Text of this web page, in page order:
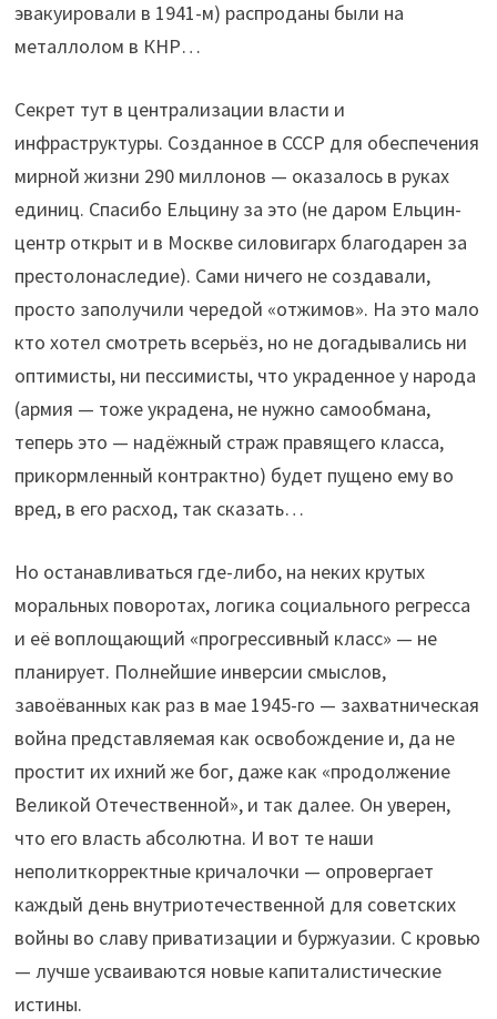
эвакуировали в 1941-м) распроданы были на
металлолом в КНР…
Секрет тут в централизации власти и
инфраструктуры. Созданное в СССР для обеспечения
мирной жизни 290 миллонов — оказалось в руках
единиц. Спасибо Ельцину за это (не даром Ельцин-
центр открыт и в Москве силовигарх благодарен за
престолонаследие). Сами ничего не создавали,
просто заполучили чередой «отжимов». На это мало
кто хотел смотреть всерьёз, но не догадывались ни
оптимисты, ни пессимисты, что украденное у народа
(армия — тоже украдена, не нужно самообмана,
теперь это — надёжный страж правящего класса,
прикормленный контрактно) будет пущено ему во
вред, в его расход, так сказать…
Но останавливаться где-либо, на неких крутых
моральных поворотах, логика социального регресса
и её воплощающий «прогрессивный класс» — не
планирует. Полнейшие инверсии смыслов,
завоёванных как раз в мае 1945-го — захватническая
война представляемая как освобождение и, да не
простит их ихний же бог, даже как «продолжение
Великой Отечественной», и так далее. Он уверен,
что его власть абсолютна. И вот те наши
неполиткорректные кричалочки — опровергает
каждый день внутриотечественной для советских
войны во славу приватизации и буржуазии. С кровью
— лучше усваиваются новые капиталистические
истины.